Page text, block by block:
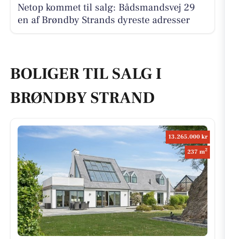
Netop kommet til salg: Bådsmandsvej 29
en af Brøndby Strands dyreste adresser
BOLIGER TIL SALG I
BRØNDBY STRAND
13.265.000 kr
237 m2